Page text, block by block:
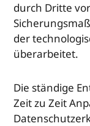
durch Dritte
der
überarbeitet.
Die ständige
Zeit zu Zeit